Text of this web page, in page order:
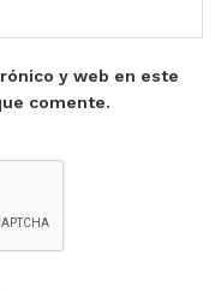
y web en este
comente.